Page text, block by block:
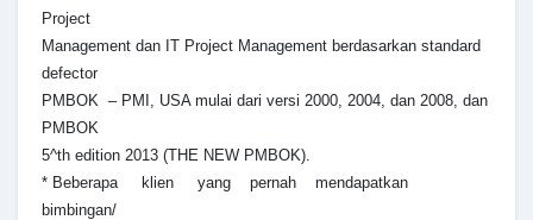
Project
Management dan IT Project Management berdasarkan standard
defector
PMBOK – PMI, USA mulai dari versi 2000, 2004, dan 2008, dan
PMBOK
5^th edition 2013 (THE NEW PMBOK).
* Beberapa klien yang pernah mendapatkan
bimbingan/